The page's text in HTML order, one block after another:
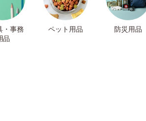
・事務
品
ペット用品 防災用品